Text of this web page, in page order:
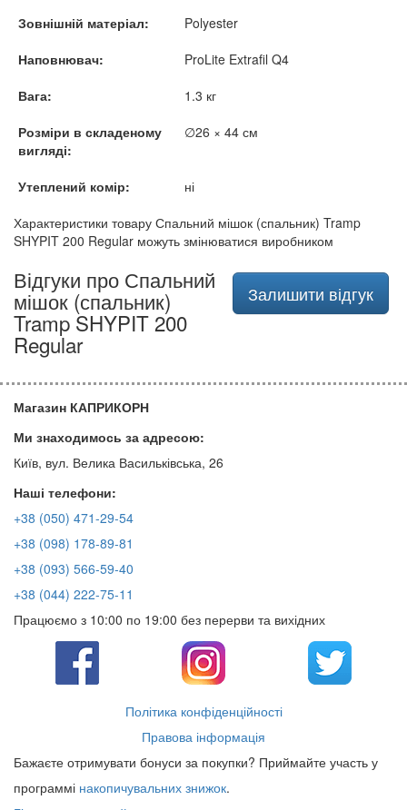
Зовнішній матеріал:
Polyester
Наповнювач:
ProLite Extrafil Q4
Вага:
1.3 кг
Розміри в складеному
вигляді:
∅26 × 44 см
Утеплений комір:
ні
Характеристики товару Спальний мішок (спальник) Tramp
SHYPIT 200 Regular можуть змінюватися виробником
Залишити відгук
Відгуки про Спальний
мішок (спальник)
Tramp SHYPIT 200
Regular
Магазин КАПРИКОРН
Ми знаходимось за адресою:
Київ, вул. Велика Васильківська, 26
Наші телефони:
+38 (050) 471-29-54
+38 (098) 178-89-81
+38 (093) 566-59-40
+38 (044) 222-75-11
Працюємо з 10:00 по 19:00 без перерви та вихідних
Політика конфіденційності
Правова інформація
Бажаєте отримувати бонуси за покупки? Приймайте участь у
программі накопичувальних знижок.